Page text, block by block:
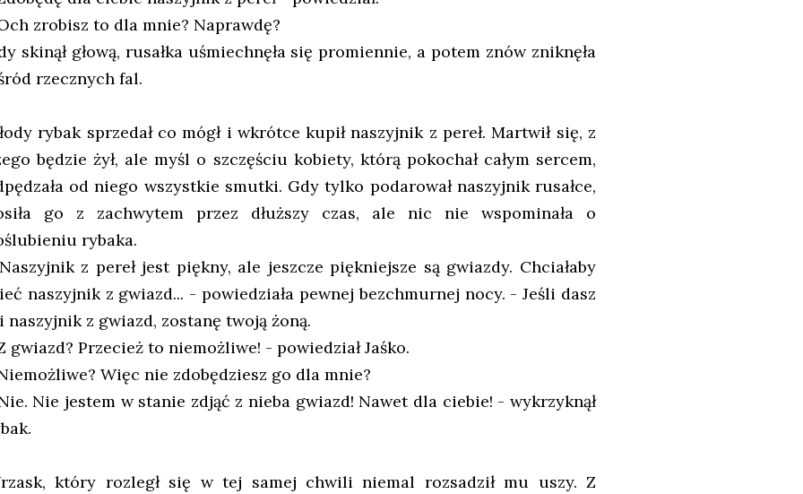
zrobisz to dla mnie? Naprawdę?
skinął głową, rusałka uśmiechnęła się promiennie, a potem znów zniknęła
rzecznych fal.
rybak sprzedał co mógł i wkrótce kupił naszyjnik z pereł. Martwił się, z
będzie żył, ale myśl o szczęściu kobiety, którą pokochał całym sercem,
od niego wszystkie smutki. Gdy tylko podarował naszyjnik rusałce,
go z zachwytem przez dłuższy czas, ale nic nie wspominała o
rybaka.
z pereł jest piękny, ale jeszcze piękniejsze są gwiazdy. Chciałaby
naszyjnik z gwiazd... - powiedziała pewnej bezchmurnej nocy. - Jeśli dasz
naszyjnik z gwiazd, zostanę twoją żoną.
gwiazd? Przecież to niemożliwe! - powiedział Jaśko.
Więc nie zdobędziesz go dla mnie?
Nie jestem w stanie zdjąć z nieba gwiazd! Nawet dla ciebie! - wykrzyknął
który rozległ się w tej samej chwili niemal rozsadził mu uszy. Z